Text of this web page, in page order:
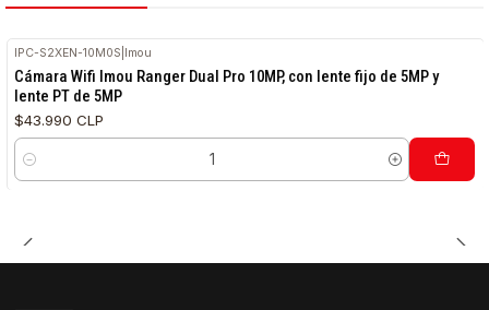
IPC-S2XEN-10M0S Imou
Cámara Wifi Imou Ranger Dual Pro 10MP, con lente fijo de 5MP y
lente PT de 5MP
$43.990 CLP
Cantidad